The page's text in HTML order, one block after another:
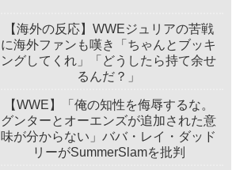
【海外の反応】WWEジュリアの苦戦
に海外ファンも嘆き「ちゃんとブッキ
ングしてくれ」「どうしたら持て余せ
るんだ？」
【WWE】「俺の知性を侮辱するな。
グンターとオーエンズが追加された意
味が分からない」ババ・レイ・ダッド
リーがSummerSlamを批判